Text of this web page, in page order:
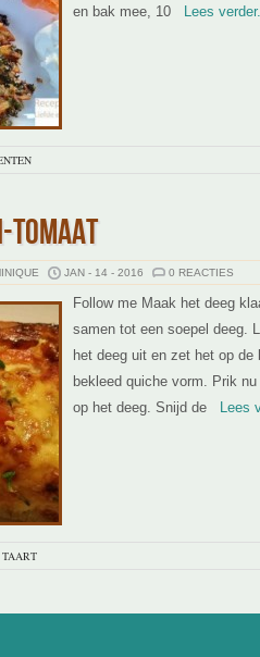
en bak mee, 10 Lees
TOMAAT
JAN - 14 - 2016 0 REACTIES
Follow me Maak het deeg
samen tot een soepel deeg.
het deeg uit en zet het op
bekleed quiche vorm. Prik
op het deeg. Snijd de Lees